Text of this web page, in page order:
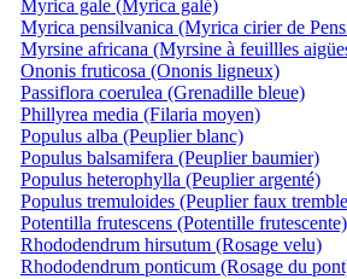
Myrica gale (Myrica galé)
Myrica pensilvanica (Myrica cirier de
Myrsine africana (Myrsine à feuillles
Ononis fruticosa (Ononis ligneux)
Passiflora coerulea (Grenadille bleue)
Phillyrea media (Filaria moyen)
Populus alba (Peuplier blanc)
Populus balsamifera (Peuplier baumier)
Populus heterophylla (Peuplier argenté)
Populus tremuloides (Peuplier faux
Potentilla frutescens (Potentille frutescente)
Rhododendrum hirsutum (Rosage velu)
Rhododendrum ponticum (Rosage du